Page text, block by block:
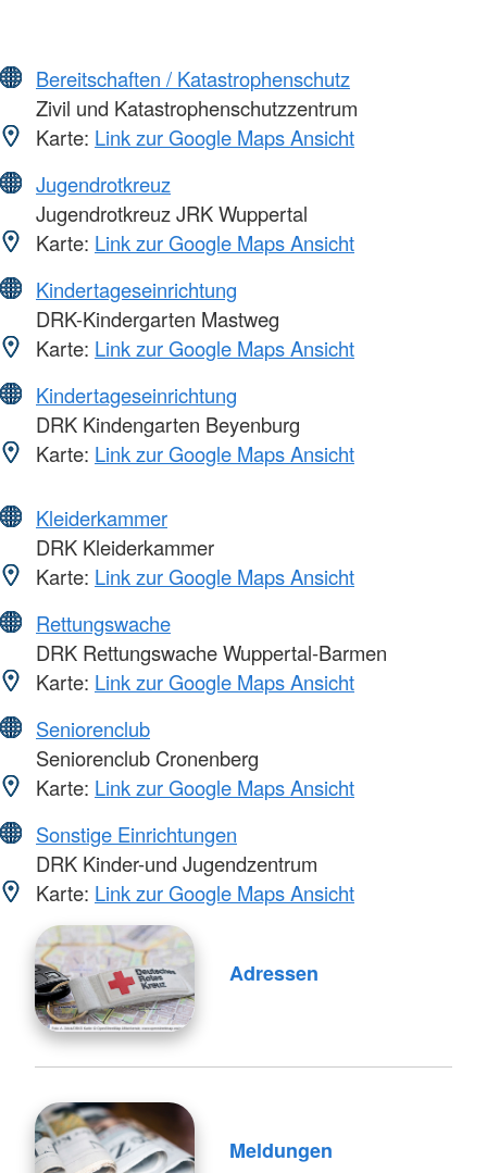
Bereitschaften / Katastrophenschutz
Zivil und Katastrophenschutzzentrum
Karte: Link zur Google Maps Ansicht
Jugendrotkreuz
Jugendrotkreuz JRK Wuppertal
Karte: Link zur Google Maps Ansicht
Kindertageseinrichtung
DRK-Kindergarten Mastweg
Karte: Link zur Google Maps Ansicht
Kindertageseinrichtung
DRK Kindengarten Beyenburg
Karte: Link zur Google Maps Ansicht
Kleiderkammer
DRK Kleiderkammer
Karte: Link zur Google Maps Ansicht
Rettungswache
DRK Rettungswache Wuppertal-Barmen
Karte: Link zur Google Maps Ansicht
Seniorenclub
Seniorenclub Cronenberg
Karte: Link zur Google Maps Ansicht
Sonstige Einrichtungen
DRK Kinder-und Jugendzentrum
Karte: Link zur Google Maps Ansicht
Adressen
Meldungen